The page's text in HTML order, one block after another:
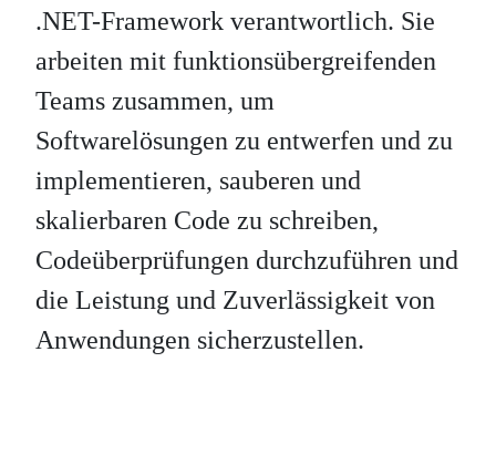
.NET-Framework verantwortlich. Sie
arbeiten mit funktionsübergreifenden
Teams zusammen, um
Softwarelösungen zu entwerfen und zu
implementieren, sauberen und
skalierbaren Code zu schreiben,
Codeüberprüfungen durchzuführen und
die Leistung und Zuverlässigkeit von
Anwendungen sicherzustellen.